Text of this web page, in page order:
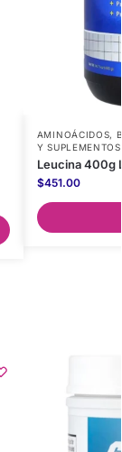
AMINOÁCIDOS,
Y SUPLEMENTOS
Leucina 400g
$451.00